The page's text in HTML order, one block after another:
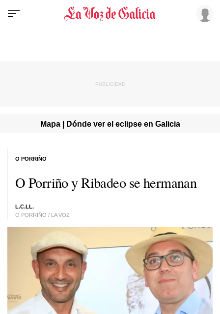
Mapa | Dónde ver el eclipse en Galicia
O Porriño y Ribadeo se hermanan
L.C.LL.
O PORRIÑO / LA VOZ
O PORRIÑO